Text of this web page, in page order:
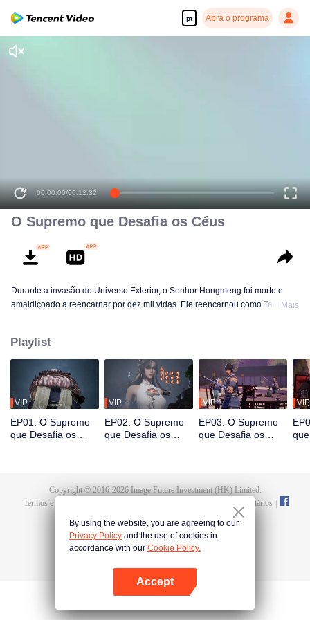
pt Abra o programa
Abra o programa
00:00:00/00:12:32
O Supremo que Desafia os Céus
Durante a invasão do Universo Exterior, o Senhor Hongmeng foi morto e
amaldiçoado a reencarnar por dez mil vidas. Ele reencarnou como Tan Yun
espancado, despertando a memória do Hongmeng. Então, Tan Yun adquiriu
um talento de nível divino para aumentar sua cultivação. Tan Yun vingou a
morte de sua família e unificou todo o continente.
Mais
Playlist
VIP
EP01: O Supremo
que Desafia os
VIP
EP02: O Supremo
que Desafia os
VIP
EP03: O Supremo
que Desafia os
VIP
Copyright © 2016-2026Image Future Investment (HK) Limited.
Termos e Condições
Comentários
By using the website, you are agreeing to our
Privacy Policy and the use of cookies in
accordance with our Cookie Policy.
Accept